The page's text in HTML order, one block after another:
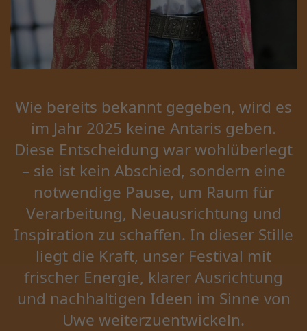
Wie bereits bekannt gegeben, wird es
im Jahr 2025 keine Antaris geben.
Diese Entscheidung war wohlüberlegt
– sie ist kein Abschied, sondern eine
notwendige Pause, um Raum für
Verarbeitung, Neuausrichtung und
Inspiration zu schaffen. In dieser Stille
liegt die Kraft, unser Festival mit
frischer Energie, klarer Ausrichtung
und nachhaltigen Ideen im Sinne von
Uwe weiterzuentwickeln.